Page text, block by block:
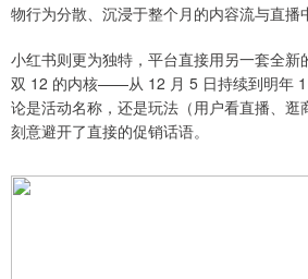
物行为分散、沉浸于整个月的内容流与直播
小红书则更为独特，平台直接用另一套全新
双 12 的内核——从 12 月 5 日持续到明年
论是活动名称，还是玩法（用户看直播、逛
刻意避开了直接的促销话语。